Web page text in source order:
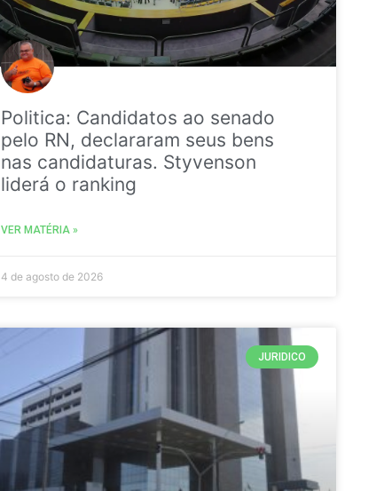
Politica: Candidatos ao senado
pelo RN, declararam seus bens
nas candidaturas. Styvenson
liderá o ranking
VER MATÉRIA »
4 de agosto de 2026
JURIDICO